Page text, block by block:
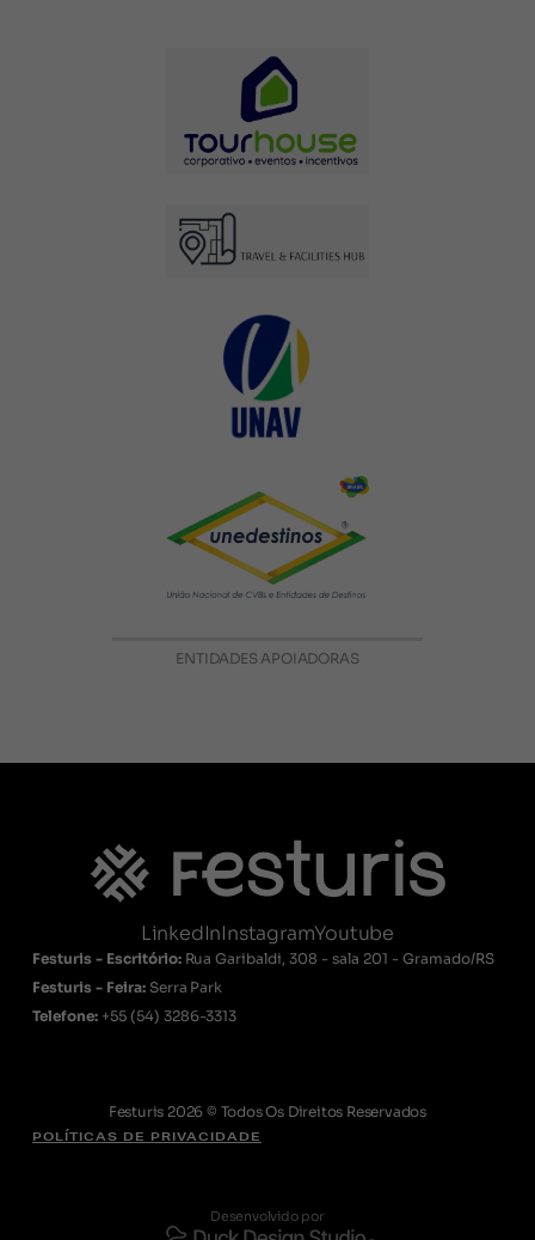
ENTIDADES APOIADORAS
LinkedInInstagramYoutube
Festuris - Escritório: Rua Garibaldi, 308 - sala 201 - Gramado/RS
Festuris - Feira: Serra Park
Telefone: +55 (54) 3286-3313
Festuris 2026 © Todos Os Direitos Reservados
POLÍTICAS DE PRIVACIDADE
Desenvolvido por